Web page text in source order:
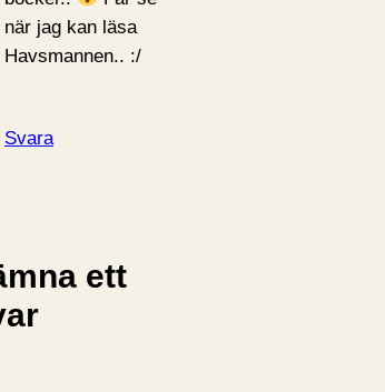
när jag kan läsa
Havsmannen.. :/
Svara
ett